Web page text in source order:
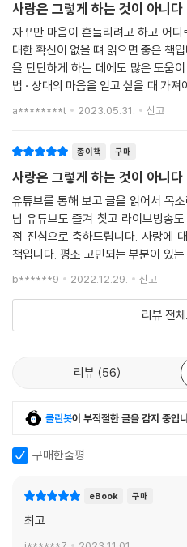
사랑은 그렇게 하는 것이 아니다
자꾸만 마음이 흔들리려고 하고 어
대한 확신이 없을 떄 읽으면 좋은 책입니다. 연애 뿐 아니라 나 자
을 단단하게 하는 데에도 많은 도움이 되었어요. · 사람
법 · 상대의 마음을 얻고 싶을 때 가
단한 내가 되는 법 · 자존감이 떨어질 때 필요한 말들
a********t 2023.05.31. 신고
종이책 구매
사랑은 그렇게 하는 것이 아니다
유튜브를 통해 보고 글을 읽어서 목
님 유튜브도 즐겨 찾고 라이브방송
점 진심으로 축하드립니다. 사랑에 대한 고민을 여러 카테고리로 풀어낸
책입니다. 평소 고민되는 부분이 있
보시는 것도 추천드립니다. 저는 구입해서 읽어보았는데요, 이번에 서점에
b******9 2022.12.29. 신고
리뷰 전
리뷰 56
클린봇이 부적절한 글을 감지 중입
구매한줄평
eBook 구매
최고